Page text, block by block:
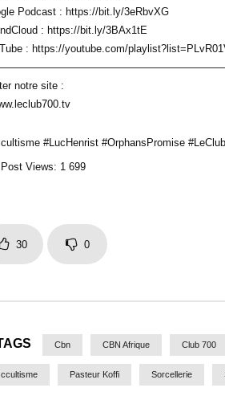
Podcast : https://bit.ly/3eRbvXG
: https://bit.ly/3BAx1tE
: https://youtube.com/
notre site :
#LucHenrist #OrphansPromise
Post Views: 1 699
30 0
Cbn CBN Afrique Club 700
Pasteur Koffi Sorcellerie